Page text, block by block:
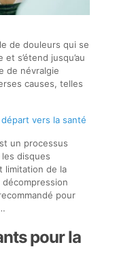
de douleurs qui se
s’étend jusqu’au
de névralgie
causes, telles
vers la santé
un processus
disques
limitation de la
pour
pour la